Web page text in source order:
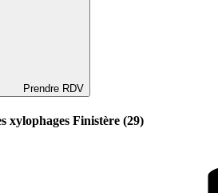
Prendre RDV
xylophages Finistère (29)